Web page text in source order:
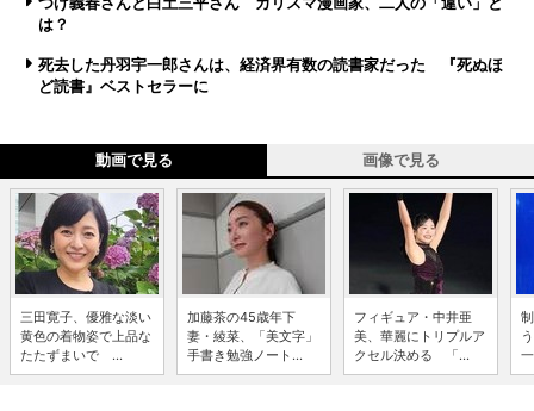
は？
死去した丹羽宇一郎さんは、経済界有数の読書家だった 『死ぬほ
ど読書』ベストセラーに
動画で見る 画像で見る
三田寛子、優雅な淡い
黄色の着物姿で上品な
たたずまいで ...
加藤茶の45歳年下
妻・綾菜、「美文字」
手書き勉強ノート...
フィギュア・中井亜
美、華麗にトリプルア
クセル決める 「...